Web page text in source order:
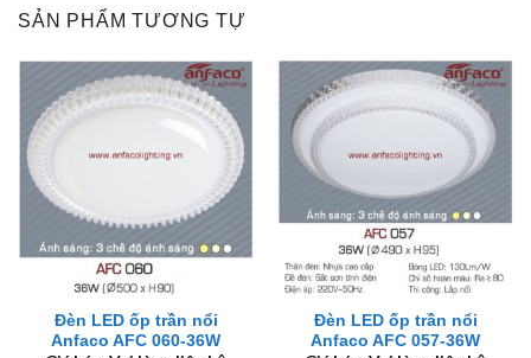
SẢN PHẨM TƯƠNG TỰ
Đèn LED ốp trần nổi
Anfaco AFC 060-36W
Đèn LED ốp trần nổi
Anfaco AFC 057-36W